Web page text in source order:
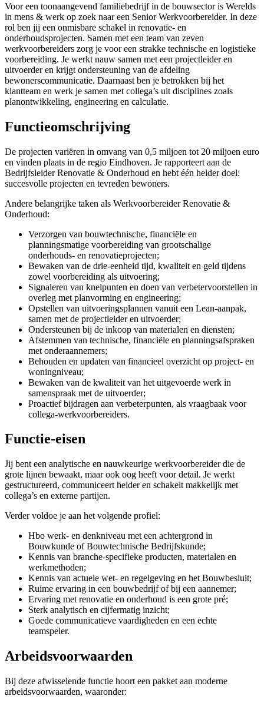
Voor een toonaangevend familiebedrijf in de bouwsector is Werelds
in mens & werk op zoek naar een Senior Werkvoorbereider. In deze
rol ben jij een onmisbare schakel in renovatie- en
onderhoudsprojecten. Samen met een team van zeven
werkvoorbereiders zorg je voor een strakke technische en logistieke
voorbereiding. Je werkt nauw samen met een projectleider en
uitvoerder en krijgt ondersteuning van de afdeling
bewonerscommunicatie. Daarnaast ben je betrokken bij het
klantteam en werk je samen met collega’s uit disciplines zoals
planontwikkeling, engineering en calculatie.
Functieomschrijving
De projecten variëren in omvang van 0,5 miljoen tot 20 miljoen euro
en vinden plaats in de regio Eindhoven. Je rapporteert aan de
Bedrijfsleider Renovatie & Onderhoud en hebt één helder doel:
succesvolle projecten en tevreden bewoners.
Andere belangrijke taken als Werkvoorbereider Renovatie &
Onderhoud:
Verzorgen van bouwtechnische, financiële en
planningsmatige voorbereiding van grootschalige
onderhouds- en renovatieprojecten;
Bewaken van de drie-eenheid tijd, kwaliteit en geld tijdens
zowel voorbereiding als uitvoering;
Signaleren van knelpunten en doen van verbetervoorstellen in
overleg met planvorming en engineering;
Opstellen van uitvoeringsplannen vanuit een Lean-aanpak,
samen met de projectleider en uitvoerder;
Ondersteunen bij de inkoop van materialen en diensten;
Afstemmen van technische, financiële en planningsafspraken
met onderaannemers;
Behouden en updaten van financieel overzicht op project- en
woningniveau;
Bewaken van de kwaliteit van het uitgevoerde werk in
samenspraak met de uitvoerder;
Proactief bijdragen aan verbeterpunten, als vraagbaak voor
collega-werkvoorbereiders.
Functie-eisen
Jij bent een analytische en nauwkeurige werkvoorbereider die de
grote lijnen bewaakt, maar ook oog heeft voor detail. Je werkt
gestructureerd, communiceert helder en schakelt makkelijk met
collega’s en externe partijen.
Verder voldoe je aan het volgende profiel:
Hbo werk- en denkniveau met een achtergrond in
Bouwkunde of Bouwtechnische Bedrijfskunde;
Kennis van branche-specifieke producten, materialen en
werkmethoden;
Kennis van actuele wet- en regelgeving en het Bouwbesluit;
Ruime ervaring in een bouwbedrijf of bij een aannemer;
Ervaring met renovatie en onderhoud is een grote pré;
Sterk analytisch en cijfermatig inzicht;
Goede communicatieve vaardigheden en een echte
teamspeler.
Arbeidsvoorwaarden
Bij deze afwisselende functie hoort een pakket aan moderne
arbeidsvoorwaarden, waaronder: